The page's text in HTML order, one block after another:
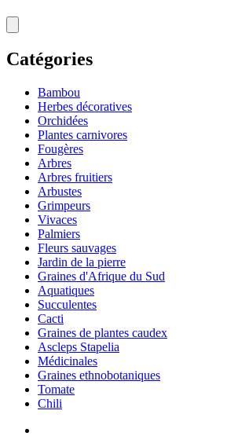
Catégories
Bambou
Herbes décoratives
Orchidées
Plantes carnivores
Fougères
Arbres
Arbres fruitiers
Arbustes
Grimpeurs
Vivaces
Palmiers
Fleurs sauvages
Jardin de la pierre
Graines d'Afrique du Sud
Aquatiques
Succulentes
Cacti
Graines de plantes caudex
Ascleps Stapelia
Médicinales
Graines ethnobotaniques
Tomate
Chili